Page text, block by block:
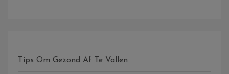
Tips Om Gezond Af Te Vallen